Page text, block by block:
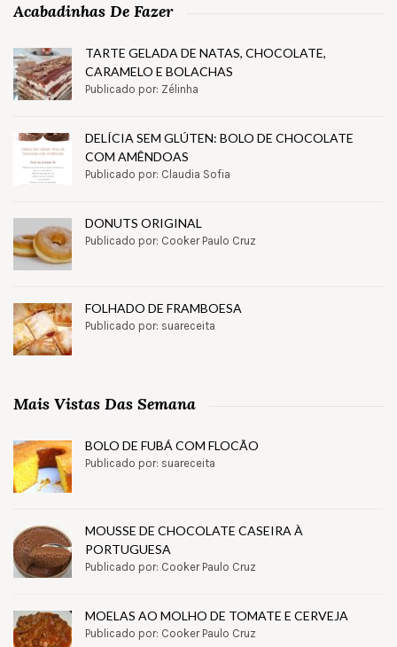
Acabadinhas De Fazer
TARTE GELADA DE NATAS, CHOCOLATE,
CARAMELO E BOLACHAS
Publicado por: Zélinha
DELÍCIA SEM GLÚTEN: BOLO DE CHOCOLATE
COM AMÊNDOAS
Publicado por: Claudia Sofia
DONUTS ORIGINAL
Publicado por: Cooker Paulo Cruz
FOLHADO DE FRAMBOESA
Publicado por: suareceita
Mais Vistas Das Semana
BOLO DE FUBÁ COM FLOCÃO
Publicado por: suareceita
MOUSSE DE CHOCOLATE CASEIRA À
PORTUGUESA
Publicado por: Cooker Paulo Cruz
MOELAS AO MOLHO DE TOMATE E CERVEJA
Publicado por: Cooker Paulo Cruz